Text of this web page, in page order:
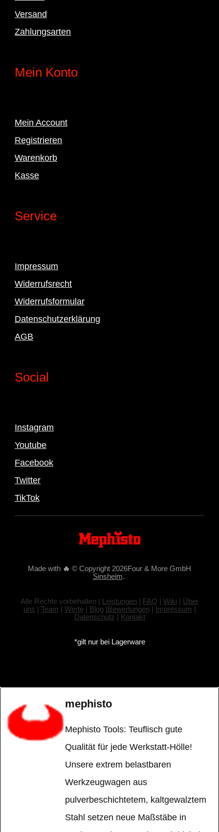
Versand
Zahlungsarten
Mein Konto
Mein Account
Registrieren
Warenkorb
Kasse
Service
Impressum
Widerrufsrecht
Widerrufsformular
Datenschutzerklärung
AGB
Social
Instagram
Youtube
Facebook
Twitter
TikTok
Made with 🔥 © Copyright 2026Four & More GmbH
Sinsheim.
Alle Rechte vorbehalten | Leistungen | FAQ | Wiki | Über
uns | Team | Werte| Blog |Bewertungen | Impressum |
Datenschutz | Kontakt
*gilt nur bei Lagerware
mephisto
Mephisto Tools: Teuflisch gute
Qualität für jede Werkstatt-Hölle!
Unsere extrem belastbaren
Werkzeugwagen aus
pulverbeschichtetem, kaltgewalztem
Stahl setzen neue Maßstäbe in